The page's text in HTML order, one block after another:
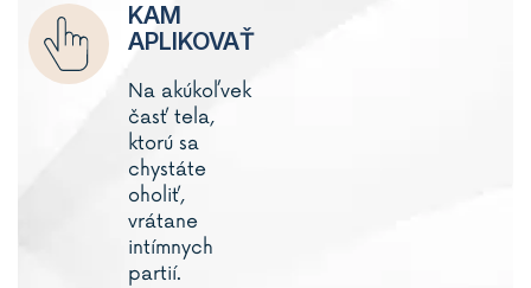
KAM
APLIKOVAŤ
Na akúkoľvek
časť tela,
ktorú sa
chystáte
oholiť,
vrátane
intímnych
partií.